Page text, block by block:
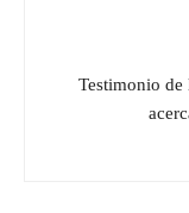
Testimonio de